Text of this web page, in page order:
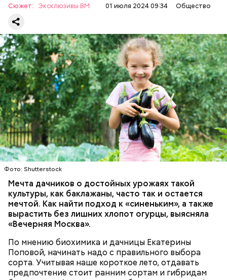
Сюжет: Эксклюзивы ВМ 01 июля 2024 09:34 Общество
Фото: Shutterstock
Мечта дачников о достойных урожаях такой
культуры, как баклажаны, часто так и остается
мечтой. Как найти подход к «синеньким», а также
вырастить без лишних хлопот огурцы, выясняла
«Вечерняя Москва».
По мнению биохимика и дачницы Екатерины
Поповой, начинать надо с правильного выбора
сорта. Учитывая наше короткое лето, отдавать
предпочтение стоит ранним сортам и гибридам
Как выбрать дыню
Фото: Shutterstock